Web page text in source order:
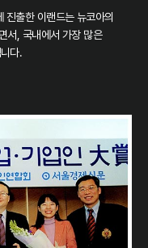
진출한 이랜드는 뉴코아의
서, 국내에서 가장 많은
다.